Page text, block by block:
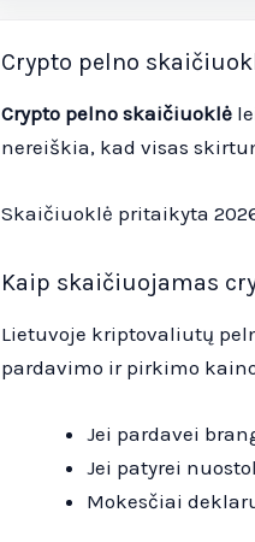
Crypto pelno
Crypto pelno skaičiuoklė
nereiškia, kad visas
Skaičiuoklė pritaikyta
Kaip skaičiuojamas
Lietuvoje kriptovaliutų
pardavimo ir pirkimo
Jei pardavei
Jei patyrei
Mokesčiai